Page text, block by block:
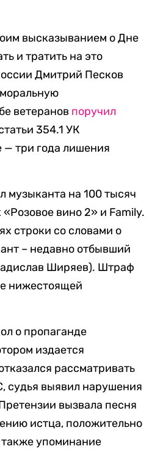
высказыванием о Дне
и тратить на это
Дмитрий Песков
ветеранов поручил
354.1 УК
— три года лишения
на 100 тысяч
вино 2» и Family.
строки со словами о
– недавно отбывший
Ширяев). Штраф
нижестоящей
о пропаганде
издается
рассматривать
судья выявил нарушения
вызвала песня
истца, положительно
также упоминание